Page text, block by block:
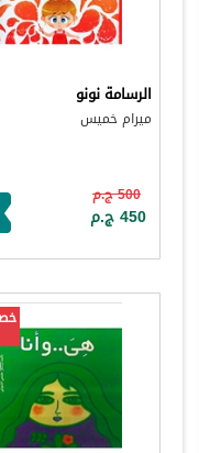
الرسامة نونو
ميرام خميس
500 ج.م
450 ج.م